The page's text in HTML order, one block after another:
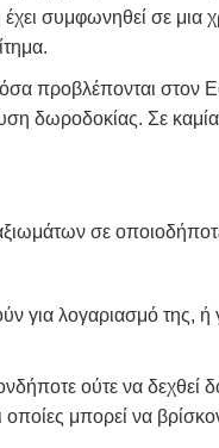
συμφωνηθεί σε μια
προβλέπονται στον
δωροδοκίας. Σε
σε
για λογαριασμό της,
ούτε να
οποίες μπορεί να